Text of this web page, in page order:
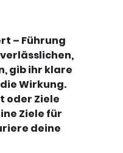
– Führung
gib ihr klare
Wirkung.
oder Ziele
Ziele für
deine